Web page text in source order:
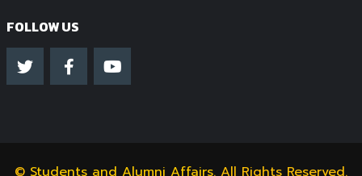
FOLLOW US
© Students and Alumni Affairs. All Rights Reserved.